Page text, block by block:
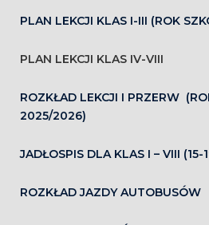
PLAN LEKCJI KLAS I-III (ROK
PLAN LEKCJI KLAS IV-VIII
ROZKŁAD LEKCJI I PRZERW
2025/2026)
JADŁOSPIS DLA KLAS I – VIII
ROZKŁAD JAZDY AUTOBUSÓW